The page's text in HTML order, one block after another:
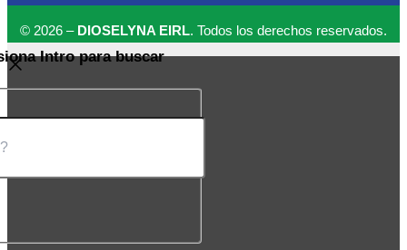
© 2026 – DIOSELYNA EIRL. Todos los derechos reservados.
Intro para buscar